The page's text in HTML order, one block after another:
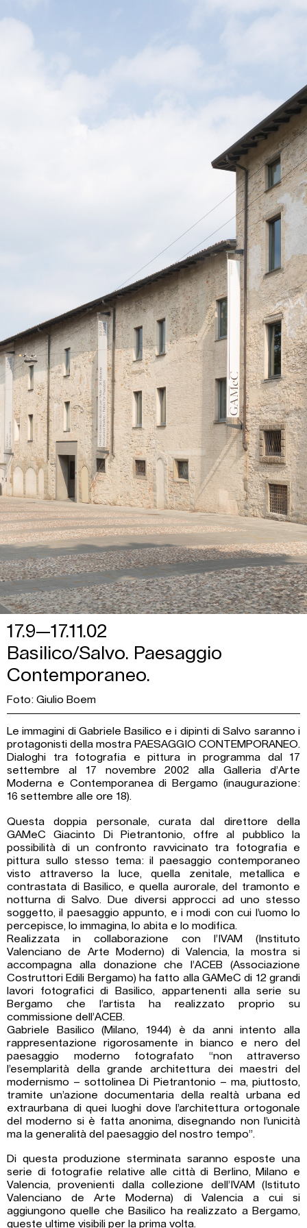
17.9—17.11.02
Basilico/Salvo. Paesaggio
Contemporaneo.
Foto: Giulio Boem
Le immagini di Gabriele Basilico e i dipinti di Salvo saranno i
protagonisti della mostra PAESAGGIO CONTEMPORANEO.
Dialoghi tra fotografia e pittura in programma dal 17
settembre al 17 novembre 2002 alla Galleria d’Arte
Moderna e Contemporanea di Bergamo (inaugurazione:
16 settembre alle ore 18).
Questa doppia personale, curata dal direttore della
GAMeC Giacinto Di Pietrantonio, offre al pubblico la
possibilità di un confronto ravvicinato tra fotografia e
pittura sullo stesso tema: il paesaggio contemporaneo
visto attraverso la luce, quella zenitale, metallica e
contrastata di Basilico, e quella aurorale, del tramonto e
notturna di Salvo. Due diversi approcci ad uno stesso
soggetto, il paesaggio appunto, e i modi con cui l’uomo lo
percepisce, lo immagina, lo abita e lo modifica.
Realizzata in collaborazione con l’IVAM (Instituto
Valenciano de Arte Moderno) di Valencia, la mostra si
accompagna alla donazione che l’ACEB (Associazione
Costruttori Edili Bergamo) ha fatto alla GAMeC di 12 grandi
lavori fotografici di Basilico, appartenenti alla serie su
Bergamo che l’artista ha realizzato proprio su
commissione dell’ACEB.
Gabriele Basilico (Milano, 1944) è da anni intento alla
rappresentazione rigorosamente in bianco e nero del
paesaggio moderno fotografato “non attraverso
l’esemplarità della grande architettura dei maestri del
modernismo – sottolinea Di Pietrantonio – ma, piuttosto,
tramite un’azione documentaria della realtà urbana ed
extraurbana di quei luoghi dove l’architettura ortogonale
del moderno si è fatta anonima, disegnando non l’unicità
ma la generalità del paesaggio del nostro tempo”.
Di questa produzione sterminata saranno esposte una
serie di fotografie relative alle città di Berlino, Milano e
Valencia, provenienti dalla collezione dell’IVAM (Istituto
Valenciano de Arte Moderna) di Valencia a cui si
aggiungono quelle che Basilico ha realizzato a Bergamo,
queste ultime visibili per la prima volta.